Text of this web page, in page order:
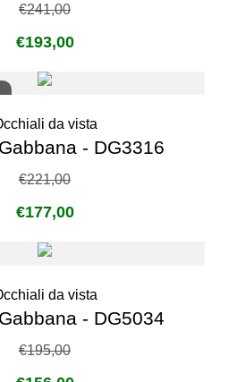
€241,00
€193,00
da vista
- DG3316
€221,00
€177,00
da vista
- DG5034
€195,00